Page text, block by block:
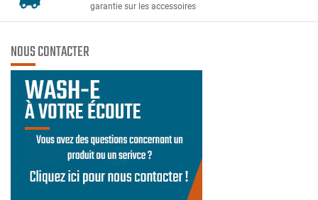
garantie sur les accessoires
NOUS CONTACTER